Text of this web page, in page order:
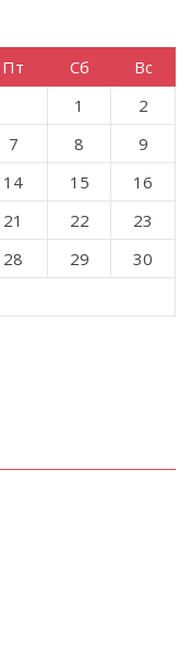
Пт Сб
Вс
1
2
7 8
9
14 15
16
21 22
23
28 29
30